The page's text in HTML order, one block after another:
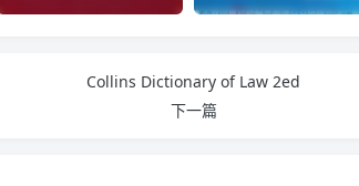
Collins Dictionary of Law 2ed
下一篇